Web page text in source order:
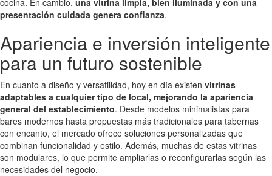
presentación cuidada genera confianza.
Apariencia e inversión inteligente
para un futuro sostenible
En cuanto a diseño y versatilidad, hoy en día existen vitrinas
adaptables a cualquier tipo de local, mejorando la apariencia
general del establecimiento. Desde modelos minimalistas para
bares modernos hasta propuestas más tradicionales para tabernas
con encanto, el mercado ofrece soluciones personalizadas que
combinan funcionalidad y estilo. Además, muchas de estas vitrinas
son modulares, lo que permite ampliarlas o reconfigurarlas según las
necesidades del negocio.